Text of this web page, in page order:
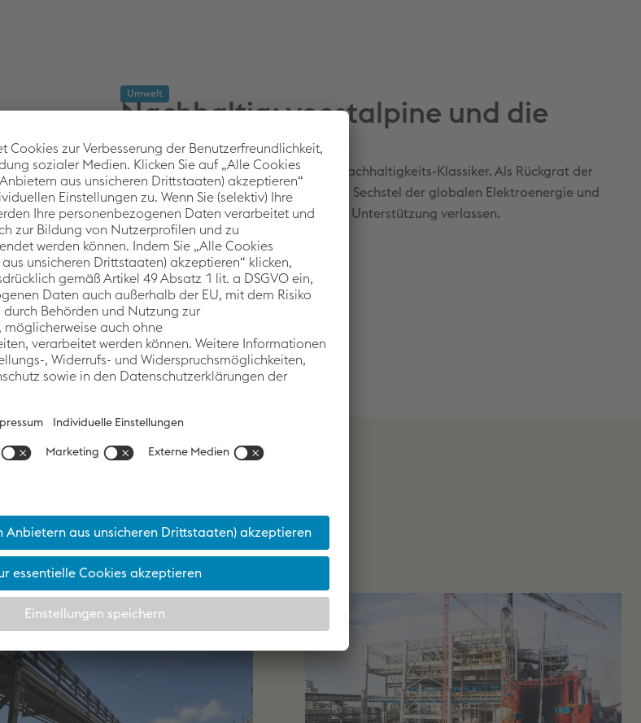
auf
, Wasser-
und
Umwelt
Nachhaltig: voestalpine und die
Wasserkraft
Strom aus Wasserkraft ist ein echter Nachhaltigkeits-Klassiker. Als Rückgrat der
grünen Stromversorgung sichert er ein Sechstel der globalen Elektroenergie und
kann sich dabei auf unsere tatkräftige Unterstützung verlassen.
30 Jan., 2024 6